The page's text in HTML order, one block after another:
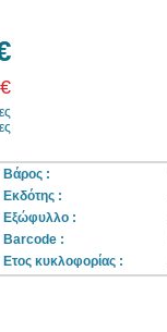
Βάρος :
Εκδότης :
Εξώφυλλο :
Barcode :
Ετος κυκλοφορίας :